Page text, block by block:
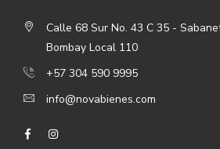
Calle 68 Sur No. 43 C 35 -
Bombay Local 110
+57 304 590 9995
info@novabienes.com